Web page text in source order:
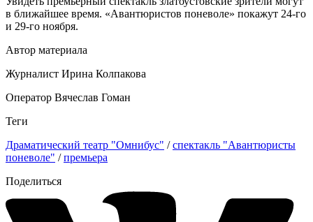
в ближайшее время. «Авантюристов поневоле» покажут 24-го
и 29-го ноября.
Автор материала
Журналист Ирина Колпакова
Оператор Вячеслав Гоман
Теги
Драматический театр "Омнибус" /спектакль "Авантюристы
поневоле" /премьера
Поделиться